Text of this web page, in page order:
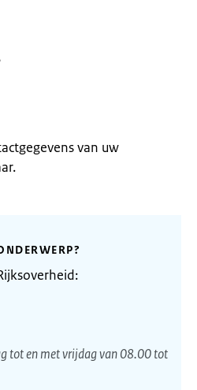
van uw
tot en met vrijdag van 08.00 tot